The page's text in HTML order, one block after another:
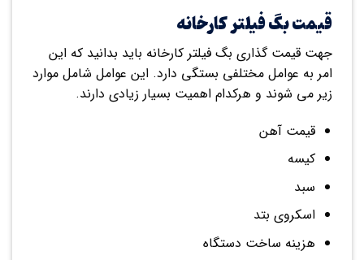
قیمت بگ فیلتر کارخانه
جهت قیمت گذاری بگ فیلتر کارخانه باید بدانید که این
امر به عوامل مختلفی بستگی دارد. این عوامل شامل موارد
زیر می شوند و هرکدام اهمیت بسیار زیادی دارند.
قیمت آهن
کیسه
سبد
اسکروی بتد
هزینه ساخت دستگاه